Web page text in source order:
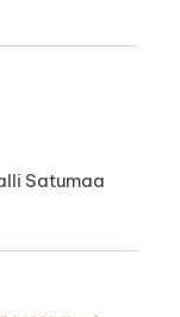
Satumaa